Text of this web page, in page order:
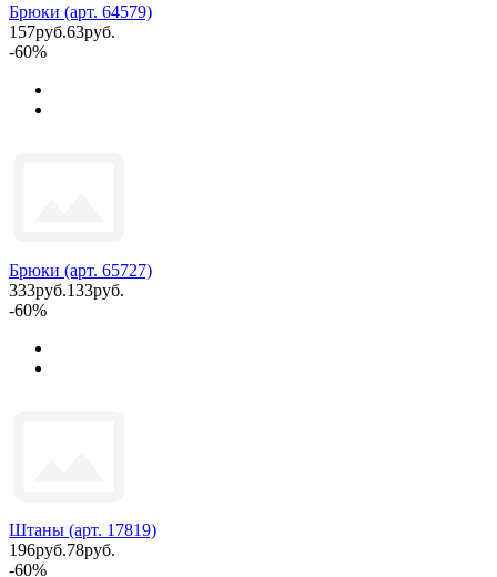
Брюки (арт. 64579)
157руб.63руб.
-60%
Брюки (арт. 65727)
333руб.133руб.
-60%
Штаны (арт. 17819)
196руб.78руб.
-60%